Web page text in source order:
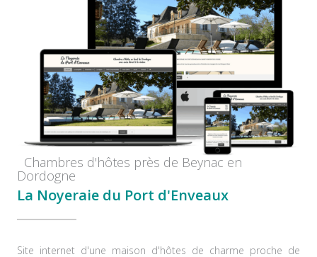
Chambres d'hôtes près de Beynac en
Dordogne
La Noyeraie du Port d'Enveaux
Site internet d'une maison d'hôtes de charme proche de